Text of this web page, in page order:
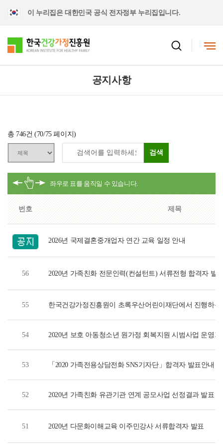
이 누리집은 대한민국 공식 전자정부 누리집입니다.
공지사항
총 746건 (70/75 페이지)
검색
번호 제목
2026년 국제결혼중개업자 연간 교육 일정 안내
56 2020년 가족친화 전문인력(컨설턴트) 서류전형 합격자 발
55
한국건강가정진흥원이 초록우산어린이재단에서 진행하
54 2020년 보호 아동청소년 원가정 회복지원 시범사업 운영
53 「2020 가족전용상담전화 SNS기자단」합격자 발표안내
52 2020년 가족친화 유관기관 연계 공모사업 선정결과 발표
51 2020년 다문화이해교육 이주민강사 서류합격자 발표